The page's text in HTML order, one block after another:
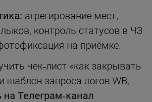
агрегирование мест,
контроль статусов в ЧЗ
на приёмке.
чек‑лист «как закрывать
шаблон запроса логов WB,
Телеграм‑канал